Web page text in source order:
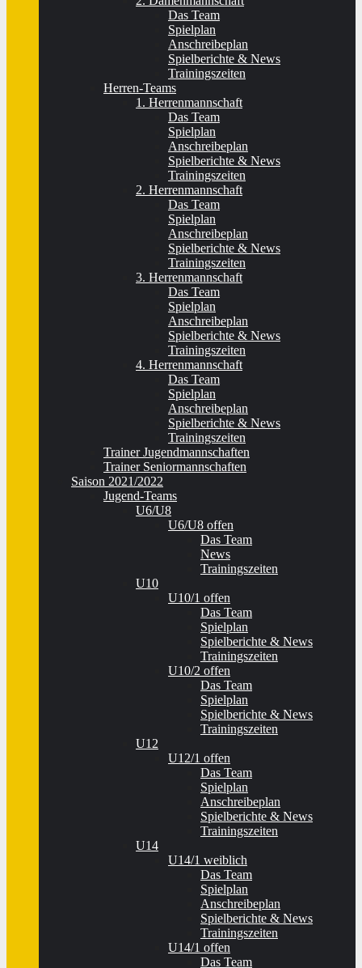
Das Team
Spielplan
Anschreibeplan
Spielberichte & News
Trainingszeiten
Herren-Teams
1. Herrenmannschaft
Das Team
Spielplan
Anschreibeplan
Spielberichte & News
Trainingszeiten
2. Herrenmannschaft
Das Team
Spielplan
Anschreibeplan
Spielberichte & News
Trainingszeiten
3. Herrenmannschaft
Das Team
Spielplan
Anschreibeplan
Spielberichte & News
Trainingszeiten
4. Herrenmannschaft
Das Team
Spielplan
Anschreibeplan
Spielberichte & News
Trainingszeiten
Trainer Jugendmannschaften
Trainer Seniormannschaften
Saison 2021/2022
Jugend-Teams
U6/U8
U6/U8 offen
Das Team
News
Trainingszeiten
U10
U10/1 offen
Das Team
Spielplan
Spielberichte & News
Trainingszeiten
U10/2 offen
Das Team
Spielplan
Spielberichte & News
Trainingszeiten
U12
U12/1 offen
Das Team
Spielplan
Anschreibeplan
Spielberichte & News
Trainingszeiten
U14
U14/1 weiblich
Das Team
Spielplan
Anschreibeplan
Spielberichte & News
Trainingszeiten
U14/1 offen
Das Team